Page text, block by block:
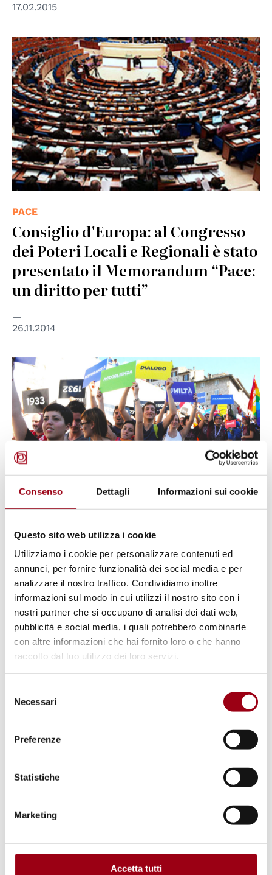
Consenso Dettagli Informazioni sui cookie
Questo sito web utilizza i cookie
Utilizziamo i cookie per personalizzare contenuti ed
annunci, per fornire funzionalità dei social media e per
analizzare il nostro traffico. Condividiamo inoltre
informazioni sul modo in cui utilizzi il nostro sito con i
nostri partner che si occupano di analisi dei dati web,
pubblicità e social media, i quali potrebbero combinarle
con altre informazioni che hai fornito loro o che hanno
raccolto dal tuo utilizzo dei loro servizi.
delNecessari
Preferenze
Statistiche
Marketing
Accetta tutti
17.02.2015
© Council of Europe
PACE
Consiglio d'Europa: al Congresso
dei Poteri Locali e Regionali è stato
presentato il Memorandum “Pace:
un diritto per tutti”
26.11.2014
PACE
Il Laboratorio della Pace, corso di
formazione e ricerca, 14-16
novembre 2014, Monfalcone
(Gorizia)
13.11.2014
PACE